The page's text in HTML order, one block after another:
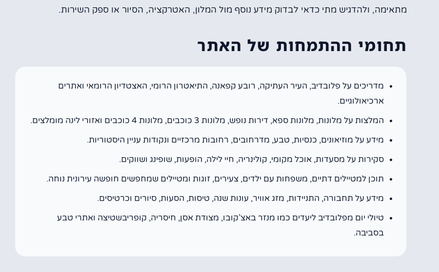
מתאימה, ולהדגיש מתי כדאי לבדוק מידע נוסף מול המלון, האטרקציה, הסיור או ספק השירות.
תחומי ההתמחות של האתר
מדריכים על פלובדיב, העיר העתיקה, רובע קפאנה, התיאטרון הרומי, האצטדיון הרומאי ואתרים
ארכיאולוגיים.
המלצות על מלונות, מלונות ספא, דירות נופש, מלונות 3 כוכבים, מלונות 4 כוכבים ואזורי לינה מומלצים.
מידע על מוזיאונים, כנסיות, טבע, מדרחובים, רחובות מרכזיים ונקודות עניין היסטוריות.
סקירות על מסעדות, אוכל מקומי, קולינריה, חיי לילה, הופעות, שופינג ושווקים.
תוכן למטיילים דתיים, משפחות עם ילדים, צעירים, זוגות ומטיילים שמחפשים חופשה עירונית נוחה.
מידע על תחבורה, התניידות, מזג אוויר, עונות שנה, טיסות, הסעות, סיורים וכרטיסים.
טיולי יום מפלובדיב ליעדים כמו מנזר באצ’קובו, מצודת אסן, חיסריה, קופריבשטיצה ואתרי טבע
בסביבה.